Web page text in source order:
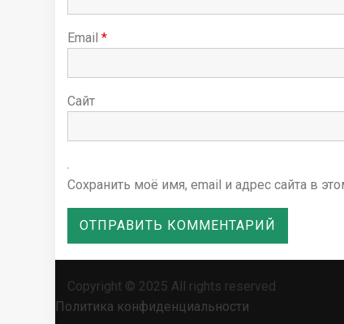
Email *
Сайт
Сохранить моё имя, email и адрес сайта в
Copyright © 2025 All rights reserved
Политика конфиденциальности